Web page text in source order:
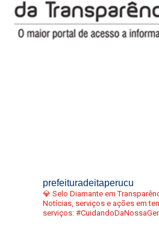
prefeituradeitaperucu
💎 Selo Diamante em
Notícias, serviços e ações em
serviços: